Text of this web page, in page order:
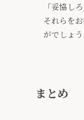
「妥協し
それらを
がでしょう
まとめ